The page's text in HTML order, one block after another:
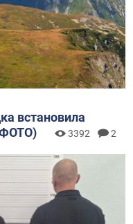
встановила
3392 2